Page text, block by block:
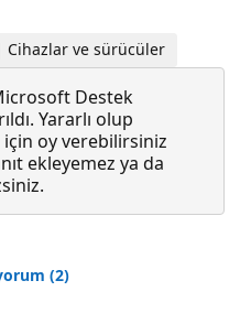
Cihazlar ve sürücüler
Destek
Yararlı olup
için oy verebilirsiniz
ekleyemez ya da
(2)